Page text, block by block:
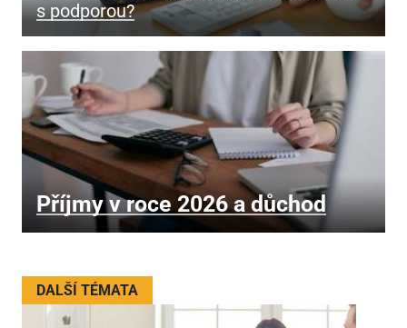
s podporou?
Příjmy v roce 2026 a důchod
DALŠÍ TÉMATA